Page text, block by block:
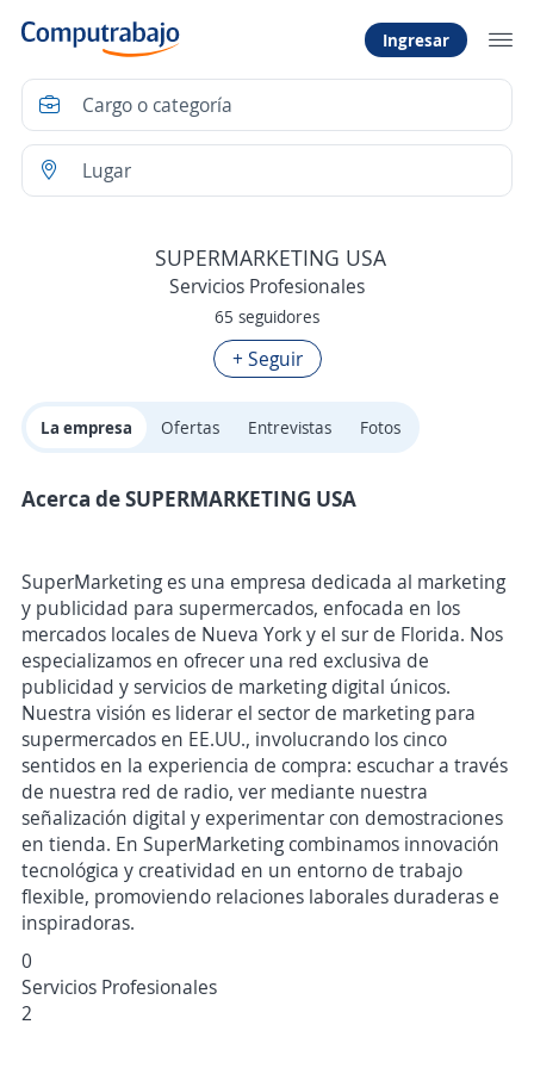
Ingresar
SUPERMARKETING USA
Servicios Profesionales
65 seguidores
+ Seguir
La empresa Ofertas Entrevistas Fotos
Acerca de SUPERMARKETING USA
SuperMarketing es una empresa dedicada al marketing
y publicidad para supermercados, enfocada en los
mercados locales de Nueva York y el sur de Florida. Nos
especializamos en ofrecer una red exclusiva de
publicidad y servicios de marketing digital únicos.
Nuestra visión es liderar el sector de marketing para
supermercados en EE.UU., involucrando los cinco
sentidos en la experiencia de compra: escuchar a través
de nuestra red de radio, ver mediante nuestra
señalización digital y experimentar con demostraciones
en tienda. En SuperMarketing combinamos innovación
tecnológica y creatividad en un entorno de trabajo
flexible, promoviendo relaciones laborales duraderas e
inspiradoras.
0
Servicios Profesionales
2